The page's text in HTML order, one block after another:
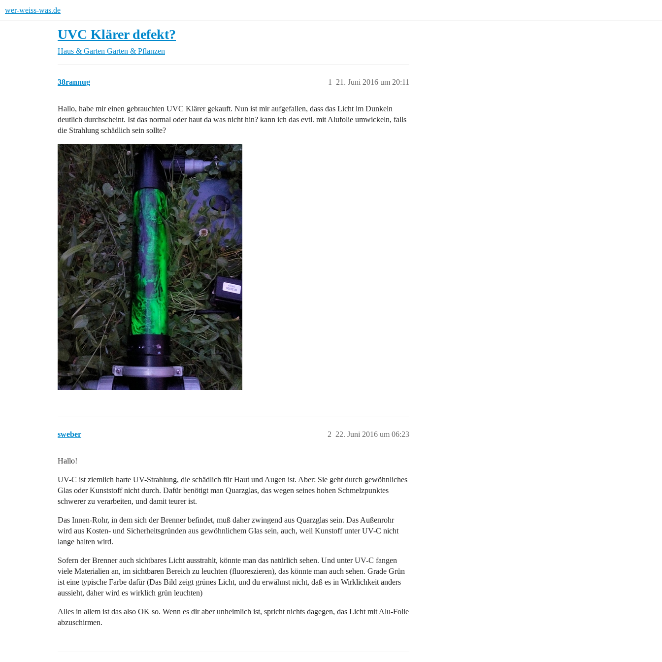
wer-weiss-was.de
UVC Klärer defekt?
Haus & Garten Garten & Pflanzen
38rannug 21. Juni 2016 um 20:11
1
Hallo, habe mir einen gebrauchten UVC Klärer gekauft. Nun ist mir aufgefallen, dass das Licht im Dunkeln
deutlich durchscheint. Ist das normal oder haut da was nicht hin? kann ich das evtl. mit Alufolie umwickeln, falls
die Strahlung schädlich sein sollte?
sweber 22. Juni 2016 um 06:23
2
Hallo!
UV-C ist ziemlich harte UV-Strahlung, die schädlich für Haut und Augen ist. Aber: Sie geht durch gewöhnliches
Glas oder Kunststoff nicht durch. Dafür benötigt man Quarzglas, das wegen seines hohen Schmelzpunktes
schwerer zu verarbeiten, und damit teurer ist.
Das Innen-Rohr, in dem sich der Brenner befindet, muß daher zwingend aus Quarzglas sein. Das Außenrohr
wird aus Kosten- und Sicherheitsgründen aus gewöhnlichem Glas sein, auch, weil Kunstoff unter UV-C nicht
lange halten wird.
Sofern der Brenner auch sichtbares Licht ausstrahlt, könnte man das natürlich sehen. Und unter UV-C fangen
viele Materialien an, im sichtbaren Bereich zu leuchten (fluoreszieren), das könnte man auch sehen. Grade Grün
ist eine typische Farbe dafür (Das Bild zeigt grünes Licht, und du erwähnst nicht, daß es in Wirklichkeit anders
aussieht, daher wird es wirklich grün leuchten)
Alles in allem ist das also OK so. Wenn es dir aber unheimlich ist, spricht nichts dagegen, das Licht mit Alu-Folie
abzuschirmen.